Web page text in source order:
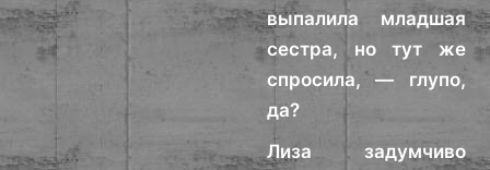
выпалила младшая
сестра, но тут же
спросила, — глупо,
да?
Лиза задумчиво